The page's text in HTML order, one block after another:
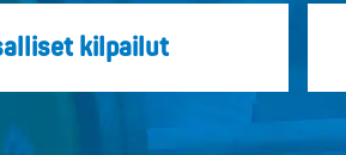
kilpailut